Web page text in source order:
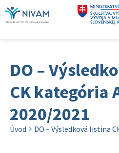
DO –
CK kategória
2020/2021
Úvod DO – Výsledková listina